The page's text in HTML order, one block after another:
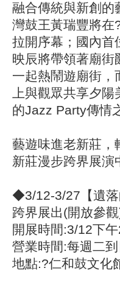
融合傳統與新創的
灣鼓王黃瑞豐將在
拉開序幕；國內首
映辰將帶領著廟街
一起熱鬧遊廟街，
上與觀眾共享夕
的Jazz Party傳情
藝遊味進老新莊，
新莊漫步跨界展演
◆3/12-3/27【遺落
跨界展出(開放參
開展時間:3/12下
營業時間:每週二
地點:?仁和鼓文化